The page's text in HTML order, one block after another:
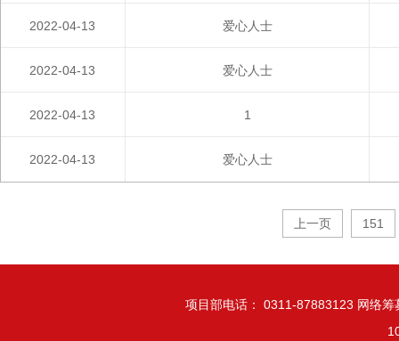
2022-04-13 爱心人士
2022-04-13 爱心人士
2022-04-13 1
2022-04-13 爱心人士
上一页 151
项目部电话： 0311-87883123 网络